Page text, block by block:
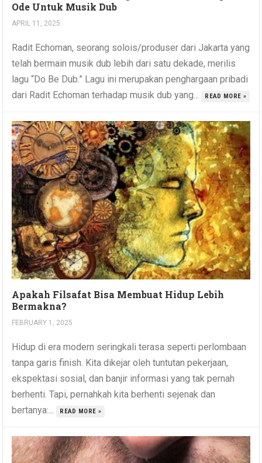
Ode Untuk Musik Dub
APRIL 11, 2025
Radit Echoman, seorang solois/produser dari Jakarta yang
telah bermain musik dub lebih dari satu dekade, merilis
lagu “Do Be Dub.” Lagu ini merupakan penghargaan pribadi
dari Radit Echoman terhadap musik dub yang...
READ MORE »
Apakah Filsafat Bisa Membuat Hidup Lebih
Bermakna?
FEBRUARY 1, 2025
Hidup di era modern seringkali terasa seperti perlombaan
tanpa garis finish. Kita dikejar oleh tuntutan pekerjaan,
ekspektasi sosial, dan banjir informasi yang tak pernah
berhenti. Tapi, pernahkah kita berhenti sejenak dan
bertanya:...
READ MORE »